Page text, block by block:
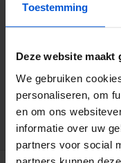
Toestemming
Deze website maakt
We gebruiken
personaliseren, om
en om ons
informatie over uw
partners voor social
0317 358 228
3194 klanten geven